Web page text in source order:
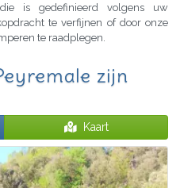
is gedefinieerd volgens uw
te verfijnen of door onze
te raadplegen.
zijn
Kaart